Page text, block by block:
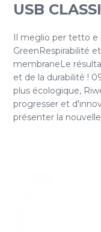
USB
Il meglio per tetto e
GreenRespirabilité
membraneLe
et de la durabilité !
plus écologique,
progresser et
présenter la